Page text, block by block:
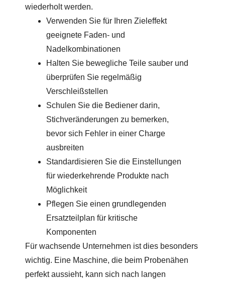
wiederholt werden.
Verwenden Sie für Ihren Zieleffekt
geeignete Faden- und
Nadelkombinationen
Halten Sie bewegliche Teile sauber und
überprüfen Sie regelmäßig
Verschleißstellen
Schulen Sie die Bediener darin,
Stichveränderungen zu bemerken,
bevor sich Fehler in einer Charge
ausbreiten
Standardisieren Sie die Einstellungen
für wiederkehrende Produkte nach
Möglichkeit
Pflegen Sie einen grundlegenden
Ersatzteilplan für kritische
Komponenten
Für wachsende Unternehmen ist dies besonders
wichtig. Eine Maschine, die beim Probenähen
perfekt aussieht, kann sich nach langen